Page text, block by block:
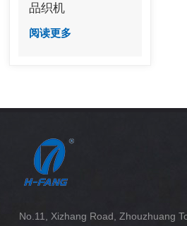
品织机
阅读更多
No.11, Xizhang Road, Zhouzhuang